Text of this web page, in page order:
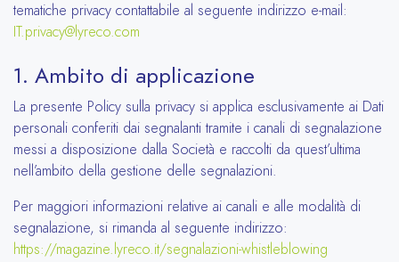
tematiche privacy contattabile al seguente indirizzo e-mail:
IT.privacy@lyreco.com
1. Ambito di applicazione
La presente Policy sulla privacy si applica esclusivamente ai Dati
personali conferiti dai segnalanti tramite i canali di segnalazione
messi a disposizione dalla Società e raccolti da quest’ultima
nell’ambito della gestione delle segnalazioni.
Per maggiori informazioni relative ai canali e alle modalità di
segnalazione, si rimanda al seguente indirizzo:
https://magazine.lyreco.it/segnalazioni-whistleblowing